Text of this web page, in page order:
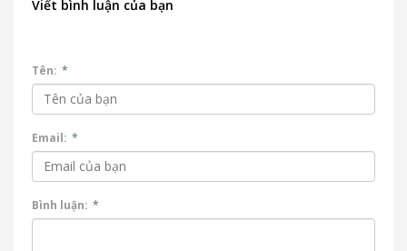
Viết bình luận của bạn
Tên: *
Email: *
Bình luận: *